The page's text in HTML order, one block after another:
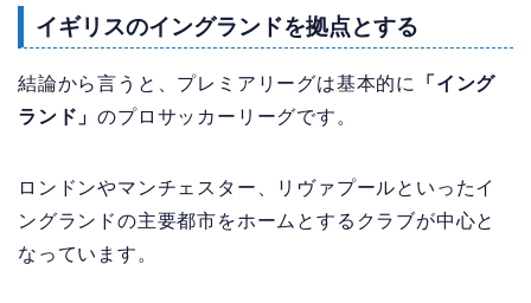
イギリスのイングランドを拠点とする
結論から言うと、プレミアリーグは基本的に
「イング
ランド」のプロサッカーリーグです。
ロンドンやマンチェスター、リヴァプールといったイ
ングランドの主要都市をホームとするクラブが中心と
なっています。